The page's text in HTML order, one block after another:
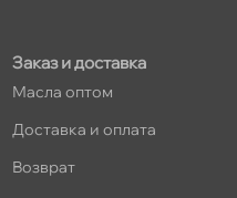
Заказ и доставка
Масла оптом
Доставка и оплата
озврат